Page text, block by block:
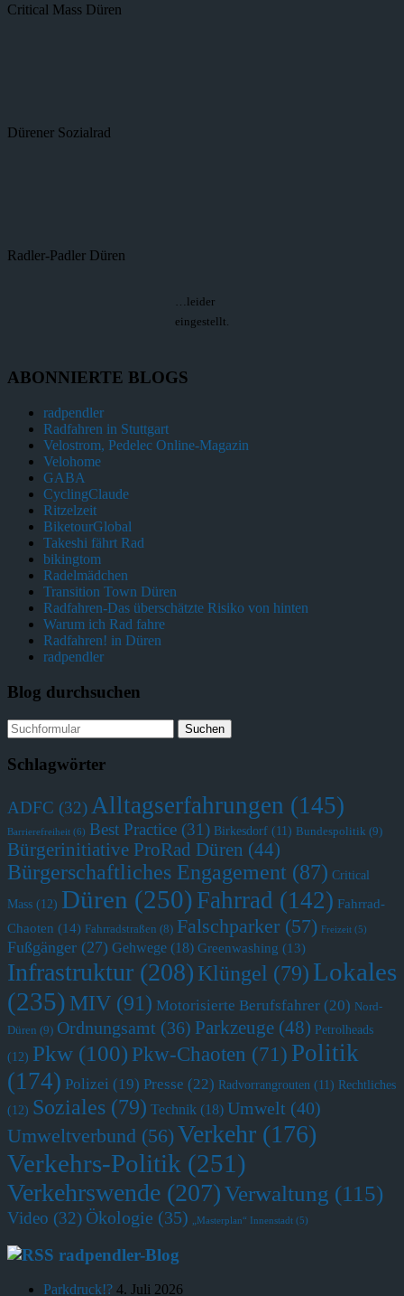
Critical Mass Düren
Dürener Sozialrad
Radler-Padler Düren
…leider
eingestellt.
ABONNIERTE BLOGS
radpendler
Radfahren in Stuttgart
Velostrom, Pedelec Online-Magazin
Velohome
GABA
CyclingClaude
Ritzelzeit
BiketourGlobal
Takeshi fährt Rad
bikingtom
Radelmädchen
Transition Town Düren
Radfahren-Das überschätzte Risiko von hinten
Warum ich Rad fahre
Radfahren! in Düren
radpendler
Blog durchsuchen
Schlagwörter
ADFC (32)Alltagserfahrungen (145)
Barrierefreiheit (6) Best Practice (31) Birkesdorf (11) Bundespolitik (9)
Bürgerinitiative ProRad Düren (44)
Bürgerschaftliches Engagement (87) Critical
Mass (12) Düren (250) Fahrrad (142) Fahrrad-
Chaoten (14) Fahrradstraßen (8) Falschparker (57) Freizeit (5)
Fußgänger (27) Gehwege (18) Greenwashing (13)
Infrastruktur (208) Klüngel (79) Lokales
(235) MIV (91) Motorisierte Berufsfahrer (20) Nord-
Düren (9) Ordnungsamt (36) Parkzeuge (48) Petrolheads
(12) Pkw (100) Pkw-Chaoten (71) Politik
(174) Polizei (19) Presse (22) Radvorrangrouten (11) Rechtliches
(12) Soziales (79) Technik (18) Umwelt (40)
Umweltverbund (56)Verkehr (176)
Verkehrs-Politik (251)
Verkehrswende (207)Verwaltung (115)
Video (32) Ökologie (35) „Masterplan“ Innenstadt (5)
radpendler-Blog
Parkdruck!? 4. Juli 2026